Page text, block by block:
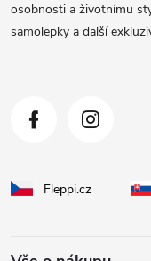
osobnosti a životnímu
samolepky a další
Fleppi.cz